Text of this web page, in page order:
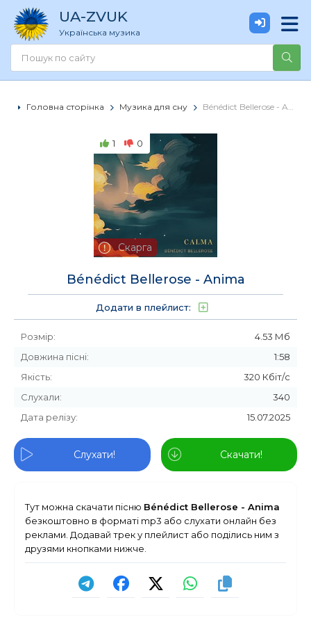
UA-ZVUK
Українська музика
Головна сторінка Музика для сну Bénédict Bellerose - Anima
1 0
Скарга
Bénédict Bellerose - Anima
Додати в плейлист:
Розмір:
4.53 Мб
Довжина пісні:
1:58
Якість:
320 Кбіт/с
Слухали:
340
Дата релізу:
15.07.2025
Слухати! Скачати!
Тут можна скачати пісню Bénédict Bellerose - Anima
безкоштовно в форматі mp3 або слухати онлайн без
реклами. Додавай трек у плейлист або поділись ним з
друзями кнопками нижче.